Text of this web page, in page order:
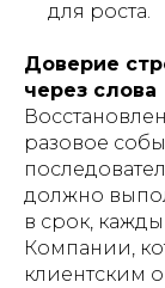
для роста.
Доверие
через слова
разовое
должно
в срок,
Компании,
клиентским